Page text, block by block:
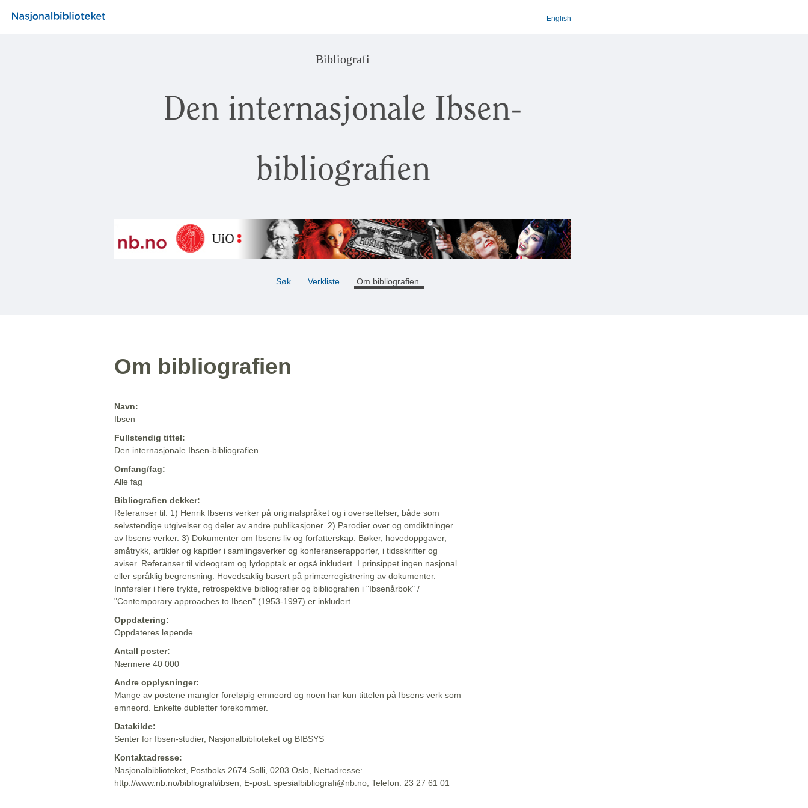
English
Bibliografi
Den internasjonale Ibsen-
bibliografien
Søk Verkliste Om bibliografien
Om bibliografien
Navn:
Ibsen
Fullstendig tittel:
Den internasjonale Ibsen-bibliografien
Omfang/fag:
Alle fag
Bibliografien dekker:
Referanser til: 1) Henrik Ibsens verker på originalspråket og i oversettelser, både som
selvstendige utgivelser og deler av andre publikasjoner. 2) Parodier over og omdiktninger
av Ibsens verker. 3) Dokumenter om Ibsens liv og forfatterskap: Bøker, hovedoppgaver,
småtrykk, artikler og kapitler i samlingsverker og konferanserapporter, i tidsskrifter og
aviser. Referanser til videogram og lydopptak er også inkludert. I prinsippet ingen nasjonal
eller språklig begrensning. Hovedsaklig basert på primærregistrering av dokumenter.
Innførsler i flere trykte, retrospektive bibliografier og bibliografien i "Ibsenårbok" /
"Contemporary approaches to Ibsen" (1953-1997) er inkludert.
Oppdatering:
Oppdateres løpende
Antall poster:
Nærmere 40 000
Andre opplysninger:
Mange av postene mangler foreløpig emneord og noen har kun tittelen på Ibsens verk som
emneord. Enkelte dubletter forekommer.
Datakilde:
Senter for Ibsen-studier, Nasjonalbiblioteket og BIBSYS
Kontaktadresse:
Nasjonalbiblioteket, Postboks 2674 Solli, 0203 Oslo, Nettadresse:
http://www.nb.no/bibliografi/ibsen, E-post: spesialbibliografi@nb.no, Telefon: 23 27 61 01